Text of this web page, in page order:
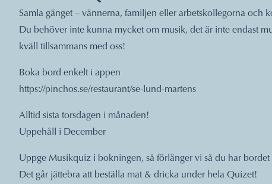
Samla gänget – vännerna, familjen eller arbetskollegorna och
Du behöver inte kunna mycket om musik, det är inte endast
kväll tillsammans med oss!
Boka bord enkelt i appen
https://pinchos.se/restaurant/se-lund-martens
Alltid sista torsdagen i månaden!
Uppehåll i December
Uppge Musikquiz i bokningen, så förlänger vi så du har
Det går jättebra att beställa mat & dricka under hela Quizet!